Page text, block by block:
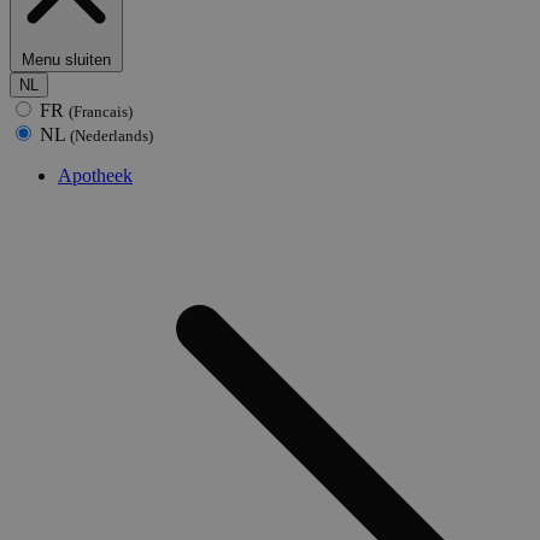
Menu sluiten
NL
FR (Francais)
NL (Nederlands)
Apotheek